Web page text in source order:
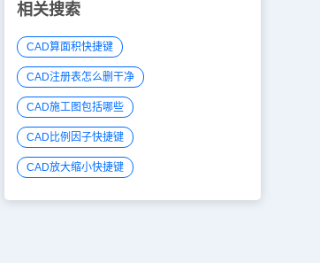
相关搜索
CAD算面积快捷键
CAD注册表怎么删干净
CAD施工图包括哪些
CAD比例因子快捷键
CAD放大缩小快捷键